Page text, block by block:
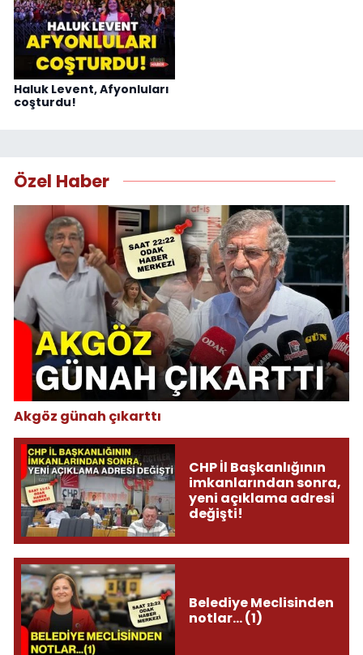
Haluk Levent, Afyonluları
coşturdu!
Özel Haber
Akgöz günah çıkarttı
CHP İl Başkanlığının
imkanlarından sonra,
yeni açıklama adresi
değişti!
Belediye Meclisinden
notlar... (1)